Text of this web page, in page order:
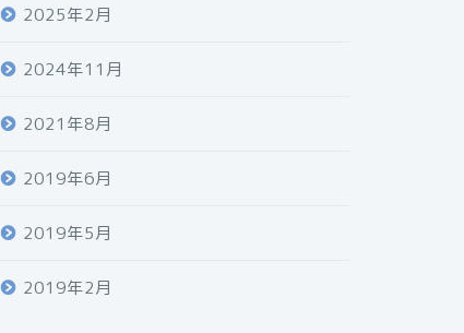
2025年2月
2024年11月
2021年8月
2019年6月
2019年5月
2019年2月